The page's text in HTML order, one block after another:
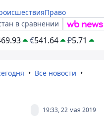
Право
в сравнении
€541.64 ₽5.71
Все новости
19:33, 22 мая 2019